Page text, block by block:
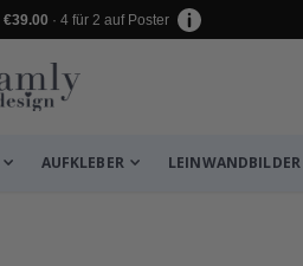
€39.00 · 4 für 2 auf Poster
AUFKLEBER LEINWANDBILDER